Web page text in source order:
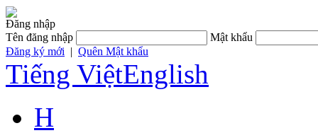
Đăng nhập
Tên đăng nhập
Mật khẩu
Đăng ký mới | Quên Mật khẩu
Tiếng ViệtEnglish
H